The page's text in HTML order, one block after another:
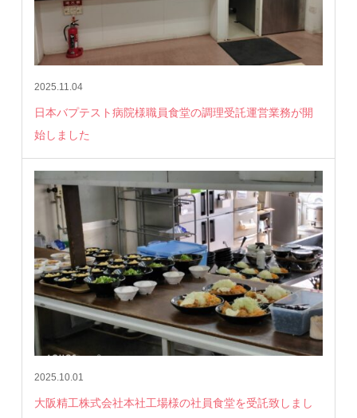
2025.11.04
日本バプテスト病院様職員食堂の調理受託運営業務が開
始しました
2025.10.01
大阪精工株式会社本社工場様の社員食堂を受託致しまし